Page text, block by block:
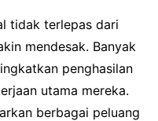
tidak terlepas dari
mendesak. Banyak
penghasilan
utama mereka.
berbagai peluang